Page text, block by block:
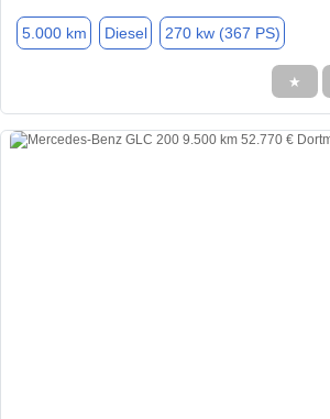
5.000 km Diesel 270 kw (367 PS)
★